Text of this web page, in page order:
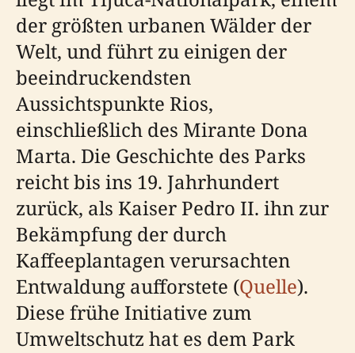
der größten urbanen Wälder der
Welt, und führt zu einigen der
beeindruckendsten
Aussichtspunkte Rios,
einschließlich des Mirante Dona
Marta. Die Geschichte des Parks
reicht bis ins 19. Jahrhundert
zurück, als Kaiser Pedro II. ihn zur
Bekämpfung der durch
Kaffeeplantagen verursachten
Entwaldung aufforstete (Quelle).
Diese frühe Initiative zum
Umweltschutz hat es dem Park